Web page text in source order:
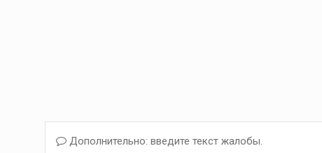
Дополнительно: введите текст жалобы.